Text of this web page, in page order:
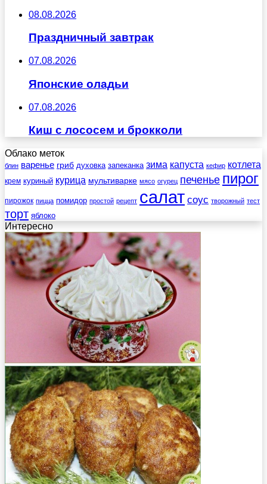
08.08.2026
Праздничный завтрак
07.08.2026
Японские оладьи
07.08.2026
Киш с лососем и брокколи
Облако меток
блин варенье гриб духовка запеканка зима капуста кефир котлета
крем куриный курица мультиварке мясо огурец печенье пирог
пирожок пицца помидор простой рецепт салат соус творожный тест
торт яблоко
Интересно